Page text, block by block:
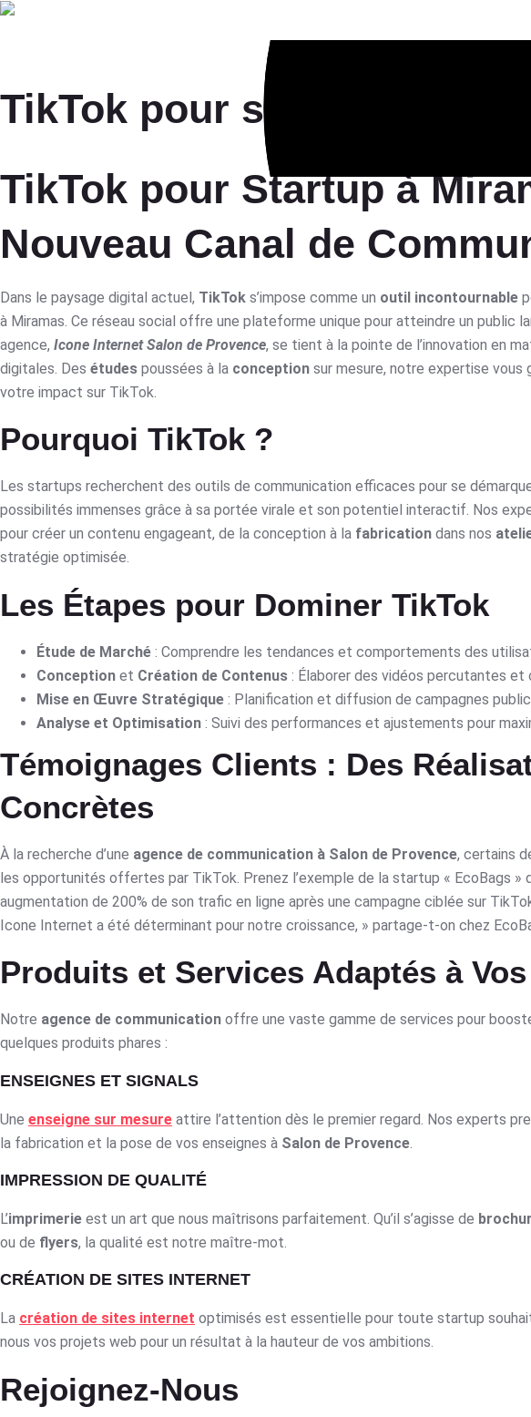
TikTok pour startup à
TikTok pour Startup à
Nouveau Canal de
Dans le paysage digital actuel, TikTok s’impose comme un outil incontournable
à Miramas. Ce réseau social offre une plateforme unique pour atteindre un public
agence, Icone Internet Salon de Provence, se tient à la pointe de l’innovation en
digitales. Des études poussées à la conception sur mesure, notre expertise vous
votre impact sur TikTok.
Pourquoi TikTok ?
Les startups recherchent des outils de communication efficaces pour se
possibilités immenses grâce à sa portée virale et son potentiel interactif. Nos
pour créer un contenu engageant, de la conception à la fabrication dans nos
stratégie optimisée.
Les Étapes pour Dominer TikTok
Étude de Marché : Comprendre les tendances et comportements des
Conception et Création de Contenus : Élaborer des vidéos percutantes et
Mise en Œuvre Stratégique : Planification et diffusion de campagnes
Analyse et Optimisation : Suivi des performances et ajustements pour
Témoignages Clients : Des
Concrètes
À la recherche d’une agence de communication à Salon de Provence, certains
les opportunités offertes par TikTok. Prenez l’exemple de la startup « EcoBags »
augmentation de 200% de son trafic en ligne après une campagne ciblée sur
Icone Internet a été déterminant pour notre croissance, » partage-t-on chez
Produits et Services Adaptés à
Notre agence de communication offre une vaste gamme de services pour
quelques produits phares :
ENSEIGNES ET SIGNALS
Une enseigne sur mesure attire l’attention dès le premier regard. Nos experts
la fabrication et la pose de vos enseignes à Salon de Provence
IMPRESSION DE QUALITÉ
L’imprimerie est un art que nous maîtrisons parfaitement. Qu’il s’agisse de
ou de flyers, la qualité est notre maître-mot.
CRÉATION DE SITES INTERNET
La création de sites internet optimisés est essentielle pour toute startup
nous vos projets web pour un résultat à la hauteur de vos ambitions.
Rejoignez-Nous